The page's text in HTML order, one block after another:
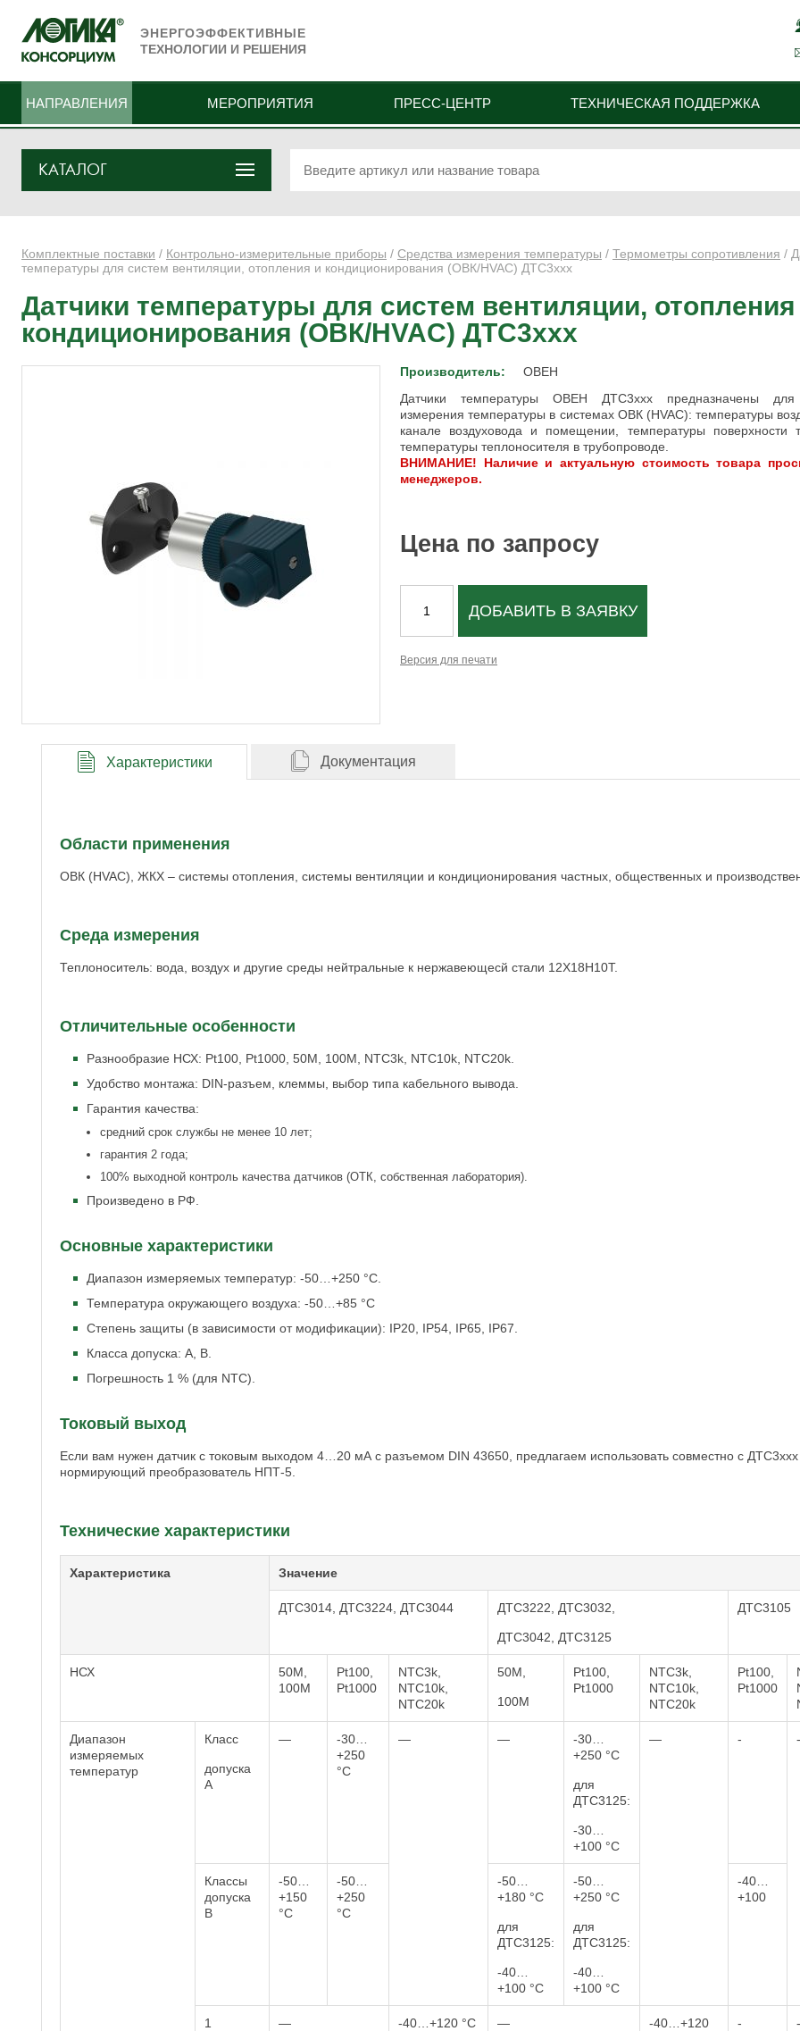
ЭНЕРГОЭФФЕКТИВНЫЕ
ТЕХНОЛОГИИ И РЕШЕНИЯ
НАПРАВЛЕНИЯ МЕРОПРИЯТИЯ ПРЕСС-ЦЕНТР ТЕХНИЧЕСКАЯ ПОДДЕРЖКА
КАТАЛОГ
Комплектные поставки / Контрольно-измерительные приборы / Средства измерения температуры / Термометры сопротивления /
температуры для систем вентиляции, отопления и кондиционирования (ОВК/HVAC) ДТС3ххх
Датчики температуры для систем вентиляции, отопления
кондиционирования (ОВК/HVAC) ДТС3ххх
Производитель:
ОВЕН
Датчики температуры ОВЕН ДТС3ххх предназначены для
измерения температуры в системах ОВК (HVAC): температуры
канале воздуховода и помещении, температуры поверхности
температуры теплоносителя в трубопроводе.
ВНИМАНИЕ! Наличие и актуальную стоимость товара
менеджеров.
Цена по запросу
ДОБАВИТЬ В ЗАЯВКУ
Версия для печати
Характеристики Документация
Области применения
ОВК (HVAC), ЖКХ – системы отопления, системы вентиляции и кондиционирования частных, общественных и
Среда измерения
Теплоноситель: вода, воздух и другие среды нейтральные к нержавеющесй стали 12Х18Н10Т.
Отличительные особенности
Разнообразие НСХ: Рt100, Рt1000, 50М, 100М, NTC3k, NTC10k, NTC20k.
Удобство монтажа: DIN-разъем, клеммы, выбор типа кабельного вывода.
Гарантия качества:
средний срок службы не менее 10 лет;
гарантия 2 года;
100% выходной контроль качества датчиков (ОТК, собственная лаборатория).
Произведено в РФ.
Основные характеристики
Диапазон измеряемых температур: -50…+250 °С.
Температура окружающего воздуха: -50…+85 °С
Степень защиты (в зависимости от модификации): IP20, IP54, IP65, IP67.
Класса допуска: А, В.
Погрешность 1 % (для NTC).
Токовый выход
Если вам нужен датчик с токовым выходом 4…20 мА с разъемом DIN 43650, предлагаем использовать совместно с ДТС3ххх
нормирующий преобразователь НПТ-5.
Технические характеристики
Характеристика Значение
ДТС3014, ДТС3224, ДТС3044 ДТС3222, ДТС3032,
ДТС3042, ДТС3125
ДТС3105
НСХ
50М,
100М
Pt100,
Pt1000
NTC3k,
NTC10k,
NTC20k
50М,
100М
Pt100,
Pt1000
NTC3k,
NTC10k,
NTC20k
Pt100,
Pt1000
Диапазон
измеряемых
температур
Класс
допуска
А
—
-30…
+250
°C
— —
-30…
+250 °C
для
ДТС3125:
-30…
+100 °C
— - -
Классы
допуска
В
-50…
+150
°C
-50…
+250
°C
-50…
+180 °C
для
ДТС3125:
-40…
+100 °C
-50…
+250 °C
для
ДТС3125:
-40…
+100 °C
-40…
+100
1 — -40…+120 °C —
-40…+120
-